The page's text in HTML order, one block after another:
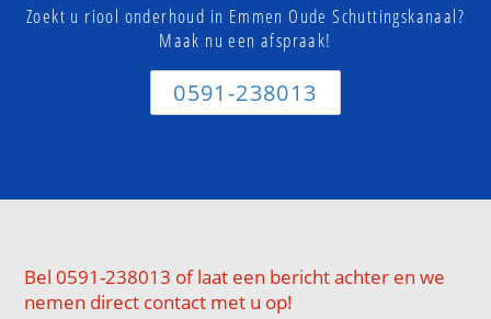
Zoekt u riool onderhoud in Emmen Oude Schuttingskanaal?
Maak nu een afspraak!
0591-238013
Bel 0591-238013 of laat een bericht achter en we
nemen direct contact met u op!